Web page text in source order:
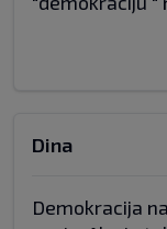
Dina
Demokracija